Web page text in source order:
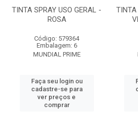
TINTA SPRAY USO GERAL -
ROSA
Código: 579364
Embalagem: 6
MUNDIAL PRIME
Faça seu login ou
cadastre-se para
ver preços e
comprar
TINTA